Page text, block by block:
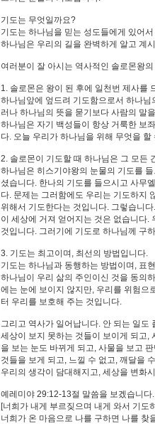
기도는 무엇일까요?
기도는 하나님을 믿는 성도들에게 있어
하나님은 우리의 길을 완벽하게 알고 계
여러분이 잘 아시는 역사적인 솔로몬왕
1. 솔로몬은 왕이 된 후에 일천번 제사를
하나님앞에 엎드려 기도함으로서 하나
러나 하나님의 뜻을 묻기보다 사람의 말
하나님은 자기 백성들이 항상 거룩한 보
다. 오늘 우리가 하나님을 위해 무엇을
2. 솔로몬이 기도할 때 하나님은 그 모든
하나님은 히스기야왕의 눈물의 기도를
셨습니다. 한나의 기도를 들으시고 사무
다. 문제는 그러함에도 우리는 기도하지
위해서 기도한다는 것입니다. 그렇습니
이 세상에 거져 얻어지는 것은 없습니다.
것입니다. 그러기에 기도로 하나님께 구
3. 기도는 최고이며, 최선의 방법입니다.
기도는 하나님과 동행하는 방법이며, 표
하나님이 우리 삶의 주인이신 것을 동의
에는 눈에 보이지 않지만, 우리를 위험으
터 우리를 보호해 주는 것입니다.
그리고 역사가 일어납니다. 안 되는 일도
세상이 보지 못하는 것들이 보이게 되고,
을 보는 눈도 바뀌게 되고, 사물을 보고
것들을 보게 되고, 느낄 수 없고, 깨달을
우리의 생각이 담대해지고, 세상을 변화
예레미야 29:12-13절 말씀을 보겠습니다.
[너희가 내게 부르짖으며 내게 와서 기
너희가 온 마음으로 나를 구하면 나를 찾